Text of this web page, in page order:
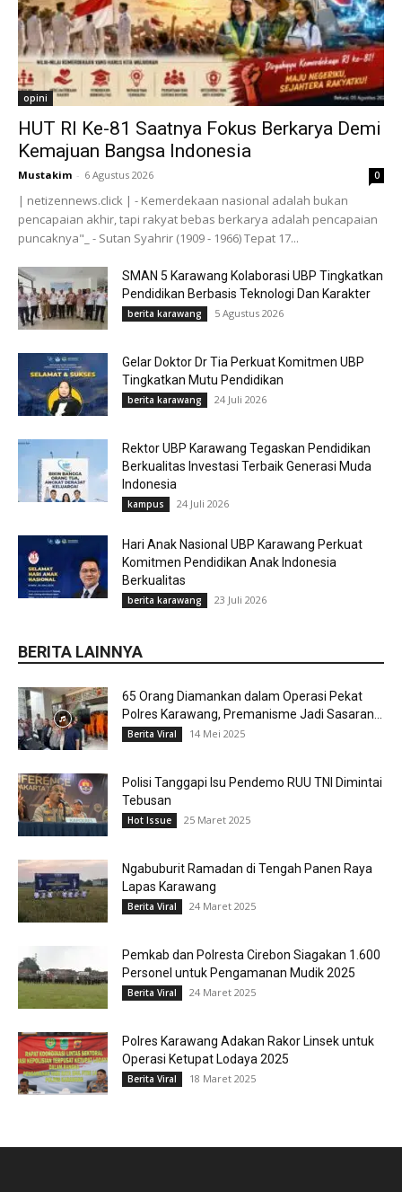
opini
HUT RI Ke-81 Saatnya Fokus Berkarya Demi
Kemajuan Bangsa Indonesia
Mustakim - 6 Agustus 2026 0
| netizennews.click | - Kemerdekaan nasional adalah bukan
pencapaian akhir, tapi rakyat bebas berkarya adalah pencapaian
puncaknya"_ - Sutan Syahrir (1909 - 1966) Tepat 17...
SMAN 5 Karawang Kolaborasi UBP Tingkatkan
Pendidikan Berbasis Teknologi Dan Karakter
berita karawang 5 Agustus 2026
Gelar Doktor Dr Tia Perkuat Komitmen UBP
Tingkatkan Mutu Pendidikan
berita karawang 24 Juli 2026
Rektor UBP Karawang Tegaskan Pendidikan
Berkualitas Investasi Terbaik Generasi Muda
Indonesia
kampus 24 Juli 2026
Hari Anak Nasional UBP Karawang Perkuat
Komitmen Pendidikan Anak Indonesia
Berkualitas
berita karawang 23 Juli 2026
BERITA LAINNYA
65 Orang Diamankan dalam Operasi Pekat
Polres Karawang, Premanisme Jadi Sasaran...
Berita Viral 14 Mei 2025
Polisi Tanggapi Isu Pendemo RUU TNI Dimintai
Tebusan
Hot Issue 25 Maret 2025
Ngabuburit Ramadan di Tengah Panen Raya
Lapas Karawang
Berita Viral 24 Maret 2025
Pemkab dan Polresta Cirebon Siagakan 1.600
Personel untuk Pengamanan Mudik 2025
Berita Viral 24 Maret 2025
Polres Karawang Adakan Rakor Linsek untuk
Operasi Ketupat Lodaya 2025
Berita Viral 18 Maret 2025